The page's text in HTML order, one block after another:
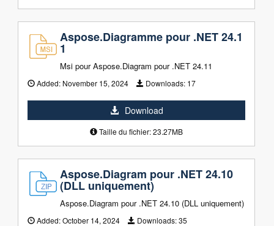
Aspose.Diagramme pour .NET 24.1
1
Msi pour Aspose.Diagram pour .NET 24.11
Added: November 15, 2024 Downloads: 17
Download
Taille du fichier: 23.27MB
Aspose.Diagram pour .NET 24.10
(DLL uniquement)
Aspose.Diagram pour .NET 24.10 (DLL uniquement)
Added:October 14, 2024 Downloads:35